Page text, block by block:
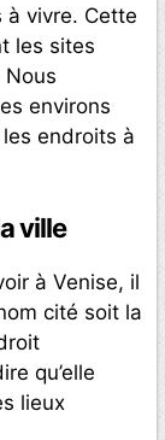
à vivre. Cette
les sites
environs
endroits à
ville
à Venise, il
cité soit la
qu’elle
lieux